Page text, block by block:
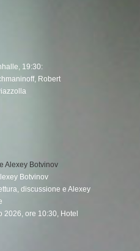
19:30:
Robert
Botvinov
discussione e Alexey
2026, ore 10:30, Hotel